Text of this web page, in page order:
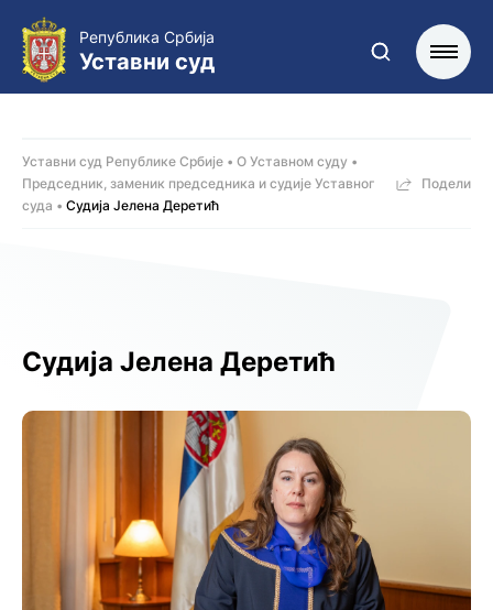
Република Србија
Уставни суд
Судија Јелена Деретић
Уставни суд Републике Србије
О Уставном суду
Председник, заменик председника и судије Уставног
суда
Судија Јелена Деретић
Подели